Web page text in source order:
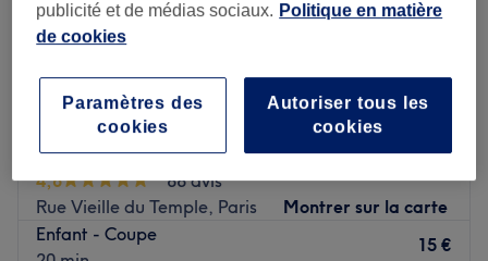
Bienvenue chez Kamadi, un espace dédié à la beauté et
arrondissement de Paris, le salon vous accueille dans une
ambiance chaleureuse et conviviale pour prendre soin de
Transport public le plus proche
Le métro Goncourt est à trois minutes à pied du salon.
Barbier du Marais
4,8
88 avis
Rue Vieille du Temple, Paris
Montrer sur la carte
Enfant - Coupe
15 €
publicité et de médias sociaux. Politique en matière
de cookies
Autoriser tous les
cookies
Paramètres des
cookies